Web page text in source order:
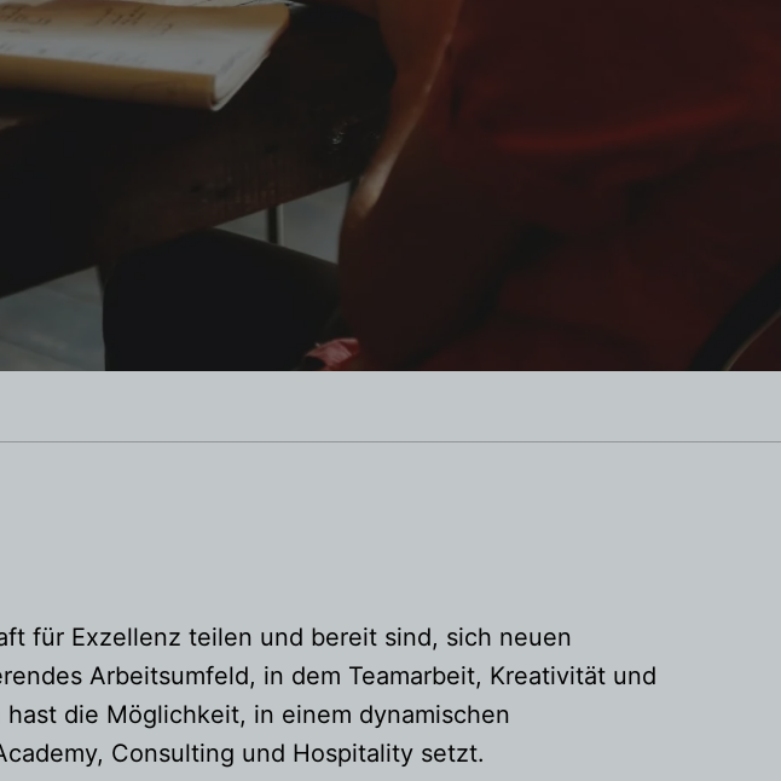
für Exzellenz teilen und bereit sind, sich neuen
Arbeitsumfeld, in dem Teamarbeit, Kreativität und
die Möglichkeit, in einem dynamischen
Consulting und Hospitality setzt.